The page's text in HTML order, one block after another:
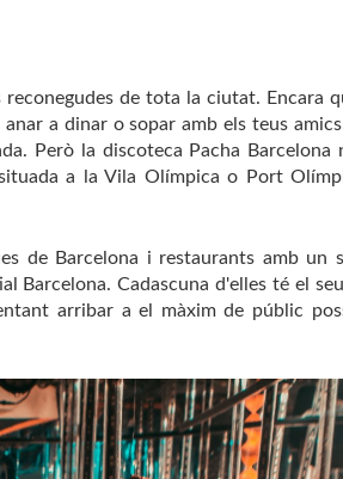
reconegudes de tota la ciutat. Encara
a dinar o sopar amb els teus
Però la discoteca Pacha Barcelona
a la Vila Olímpica o Port
de Barcelona i restaurants amb un
Barcelona. Cadascuna d'elles té el
arribar a el màxim de públic